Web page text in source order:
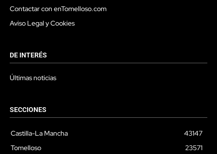
Contactar con enTomelloso.com
Aviso Legal y Cookies
DE INTERÉS
Últimas noticias
SECCIONES
Castilla-La Mancha
43147
Tomelloso
23571